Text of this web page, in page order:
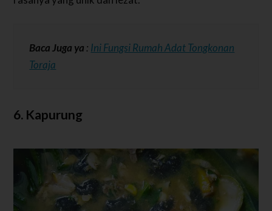
Baca Juga ya : Ini Fungsi Rumah Adat Tongkonan
Toraja
6. Kapurung